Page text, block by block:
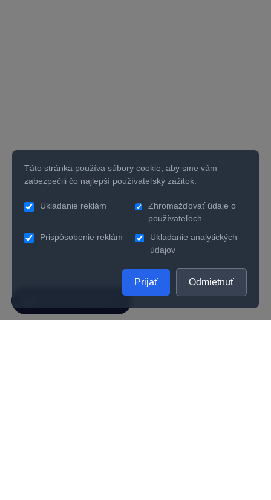
Táto stránka používa súbory cookie, aby sme vám
zabezpečili čo najlepší používateľský zážitok.
Ukladanie reklám
Zhromažďovať údaje o
používateľoch
Prispôsobenie reklám
Ukladanie analytických
údajov
Prijať Odmietnuť